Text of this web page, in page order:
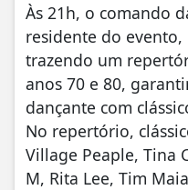
Às 21h, o comando
residente do evento,
trazendo um
anos 70 e 80,
dançante com
No repertório,
Village Peaple, Tina
M, Rita Lee, Tim